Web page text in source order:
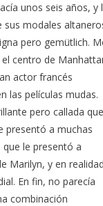
unos seis años, y
sus modales
pero gemütlich.
centro de
actor francés
las películas mudas.
pero callada
presentó a muchas
le presentó a
Marilyn, y en
En fin, no parecía
combinación